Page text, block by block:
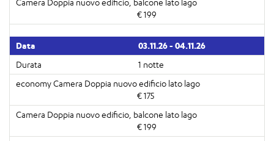
€ 199
03.11.26 - 04.11.26
1 notte
€ 175
€ 199